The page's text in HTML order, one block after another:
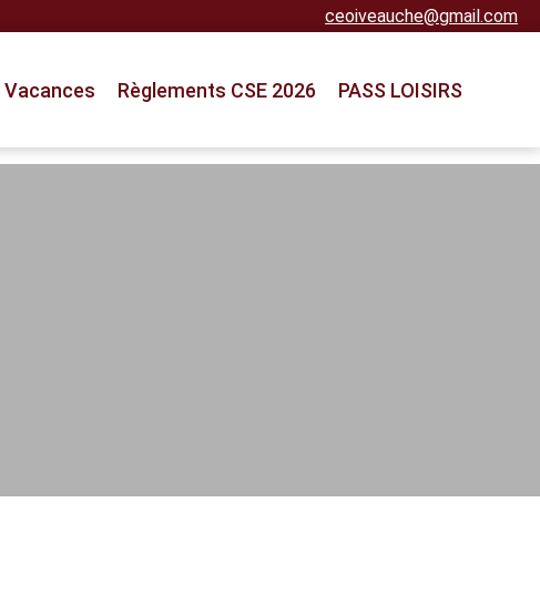
ceoiveauche@gmail.com
Vacances Règlements CSE 2026 PASS LOISIRS